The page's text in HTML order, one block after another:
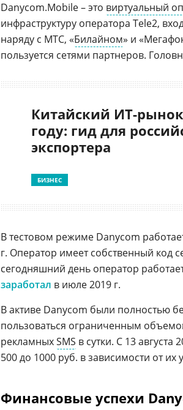
Danycom.Mobile – это виртуальный
инфраструктуру оператора Tele2,
наряду с МТС, «Билайном» и
пользуется сетями партнеров.
Китайский ИТ-
году: гид для
экспортера
БИЗНЕС
В тестовом режиме Danycom
г. Оператор имеет собственный код
сегодняшний день оператор
заработал в июле 2019 г.
В активе Danycom были полностью
пользоваться ограниченным
рекламныхSMS в сутки. С 13
500 до 1000 руб. в зависимости от их
Финансовые успехи